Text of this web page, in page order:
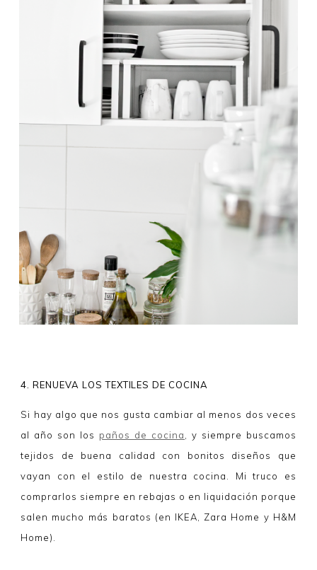
4. RENUEVA LOS TEXTILES DE COCINA
Si hay algo que nos gusta cambiar al menos dos veces
al año son lospaños de cocina
, y siempre buscamos
tejidos de buena calidad con bonitos diseños que
vayan con el estilo de nuestra cocina. Mi truco es
comprarlos siempre en rebajas o en liquidación porque
salen mucho más baratos (en IKEA, Zara Home y H&M
Home).